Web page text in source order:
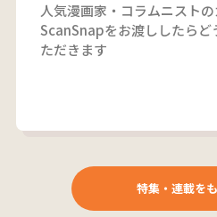
特集・連載を
人気漫画家・コラムニストの
ScanSnapをお渡ししたらど
ただきます